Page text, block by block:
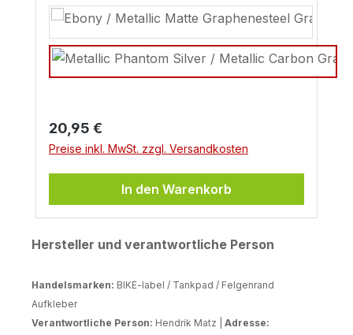
Regulärer Preis:
20,95 €
Preise inkl. MwSt. zzgl. Versandkosten
In den Warenkorb
Hersteller und verantwortliche Person
Handelsmarken: BIKE-label / Tankpad / Felgenrand
Aufkleber
Verantwortliche Person: Hendrik Matz | Adresse: